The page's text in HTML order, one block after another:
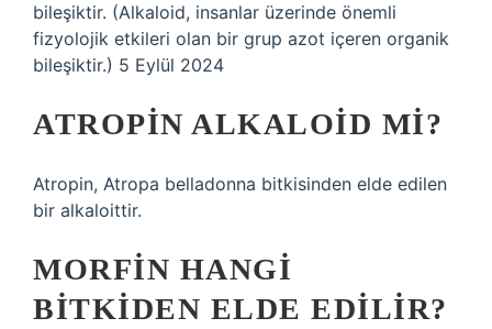
bileşiktir. (Alkaloid, insanlar üzerinde önemli
fizyolojik etkileri olan bir grup azot içeren organik
bileşiktir.) 5 Eylül 2024
ATROPIN ALKALOID MI?
Atropin, Atropa belladonna bitkisinden elde edilen
bir alkaloittir.
MORFIN HANGI
BITKIDEN ELDE EDILIR?